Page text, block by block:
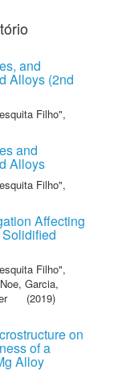
and
Alloys (2nd
Filho",
and
Alloys
Filho",
Affecting
Filho",
, Garcia,
(2019)
on
of a
Alloy